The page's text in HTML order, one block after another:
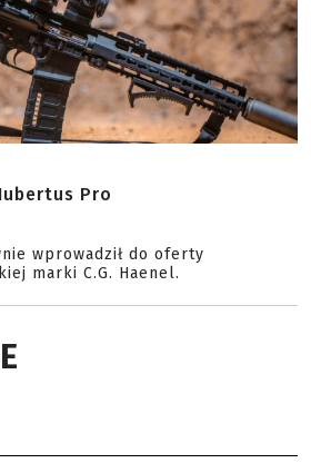
Pro
wprowadził do oferty
marki C.G. Haenel.